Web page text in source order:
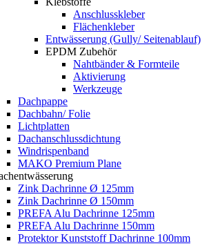
Anschlusskleber
Flächenkleber
Entwässerung (Gully/ Seitenablauf)
EPDM Zubehör
Nahtbänder & Formteile
Aktivierung
Werkzeuge
Dachpappe
Dachbahn/ Folie
Lichtplatten
Dachanschlussdichtung
Windrispenband
MAKO Premium Plane
Zink Dachrinne Ø 125mm
Zink Dachrinne Ø 150mm
PREFA Alu Dachrinne 125mm
PREFA Alu Dachrinne 150mm
Protektor Kunststoff Dachrinne 100mm